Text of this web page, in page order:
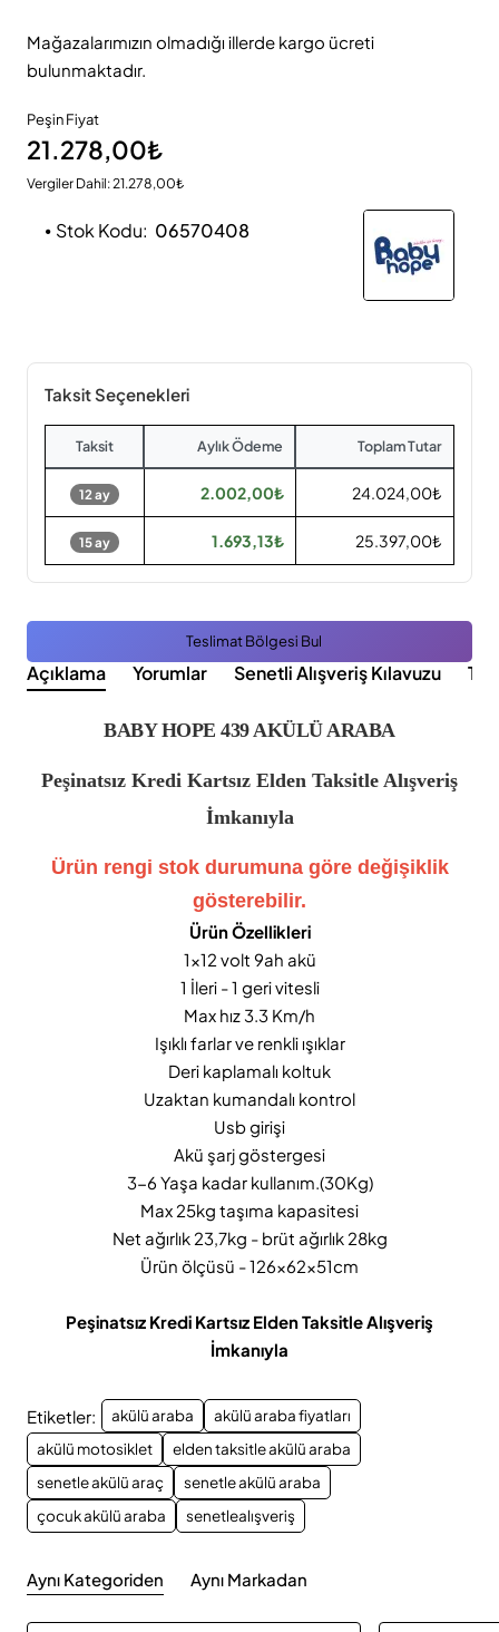
Mağazalarımızın olmadığı illerde kargo ücreti
bulunmaktadır.
Peşin Fiyat
21.278,00₺
Vergiler Dahil: 21.278,00₺
Stok Kodu: 06570408
Taksit Seçenekleri
Taksit Aylık Ödeme Toplam Tutar
12 ay 2.002,00₺ 24.024,00₺
15 ay 1.693,13₺ 25.397,00₺
Teslimat Bölgesi Bul
Açıklama Yorumlar Senetli Alışveriş Kılavuzu
BABY HOPE 439 AKÜLÜ ARABA
Peşinatsız Kredi Kartsız Elden Taksitle Alışveriş
İmkanıyla
Ürün rengi stok durumuna göre değişiklik
gösterebilir.
Ürün Özellikleri
1x12 volt 9ah akü
1 İleri - 1 geri vitesli
Max hız 3.3 Km/h
Işıklı farlar ve renkli ışıklar
Deri kaplamalı koltuk
Uzaktan kumandalı kontrol
Usb girişi
Akü şarj göstergesi
3-6 Yaşa kadar kullanım.(30Kg)
Max 25kg taşıma kapasitesi
Net ağırlık 23,7kg - brüt ağırlık 28kg
Ürün ölçüsü - 126x62x51cm
Peşinatsız Kredi Kartsız Elden Taksitle Alışveriş
İmkanıyla
Etiketler: akülü araba
akülü araba fiyatları
akülü motosiklet
elden taksitle akülü araba
senetle akülü araç
senetle akülü araba
çocuk akülü araba
senetlealışveriş
Aynı Kategoriden Aynı Markadan